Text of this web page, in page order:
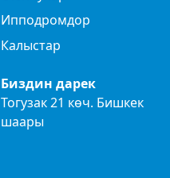
Ипподромдор
Калыстар
Биздин дарек
Тогузак 21 көч. Бишкек
шаары